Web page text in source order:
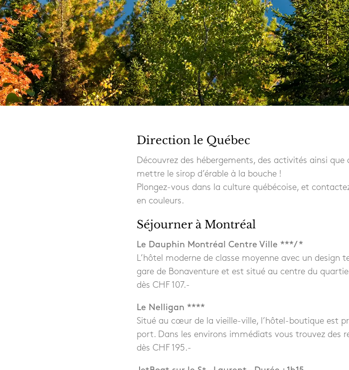
Direction le Québec
Découvrez des hébergements, des activités ainsi
mettre le sirop d’érable à la bouche !
Plongez-vous dans la culture québécoise, et
en couleurs.
Séjourner à Montréal
Le Dauphin Montréal Centre Ville ***/ *
L’hôtel moderne de classe moyenne avec un
gare de Bonaventure et est situé au centre du
dès CHF 107.-
Le Nelligan ****
Situé au cœur de la vieille-ville, l’hôtel-boutique est
port. Dans les environs immédiats vous trouvez des
dès CHF 195.-